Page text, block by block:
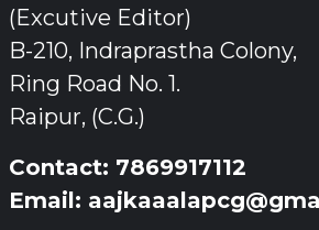
(Excutive Editor)
B-210, Indraprastha Colony,
Ring Road No. 1.
Raipur, (C.G.)
Contact: 7869917112
Email: